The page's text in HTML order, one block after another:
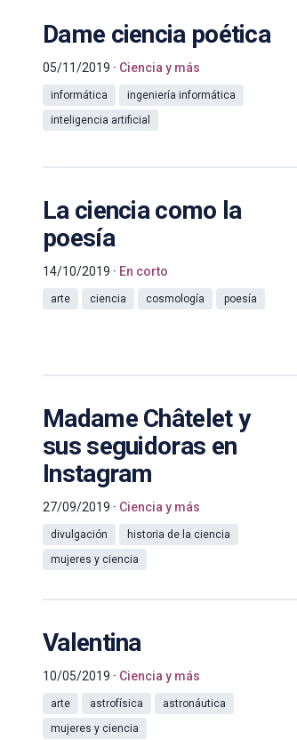
Dame ciencia poética
05/11/2019 Ciencia y más
informática
ingeniería informática
inteligencia artificial
La ciencia como la
poesía
14/10/2019 En corto
arte ciencia cosmología poesía
Madame Châtelet y
sus seguidoras en
Instagram
27/09/2019 Ciencia y más
divulgación
historia de la ciencia
mujeres y ciencia
Valentina
10/05/2019 Ciencia y más
arte astrofísica
astronáutica
mujeres y ciencia